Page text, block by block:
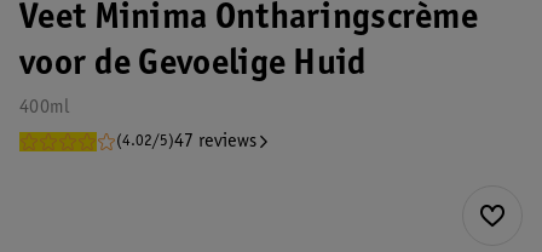
Veet Minima Ontharingscrème
voor de Gevoelige Huid
400ml
(4.02/5)47 reviews